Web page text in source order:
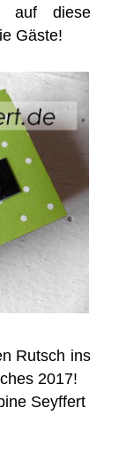
auf diese
Gäste!
Rutsch ins
2017!
Seyffert